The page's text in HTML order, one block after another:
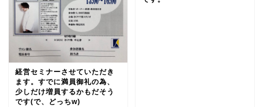
経営セミナーさせていただき
ます。すでに満員御礼の為、
少しだけ増員するかもだそう
です(で、どっちw)